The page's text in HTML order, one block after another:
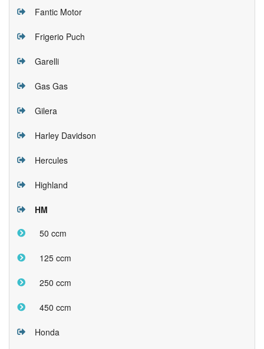
Fantic Motor
Frigerio Puch
Garelli
Gas Gas
Gilera
Harley Davidson
Hercules
Highland
HM
50 ccm
125 ccm
250 ccm
450 ccm
Honda